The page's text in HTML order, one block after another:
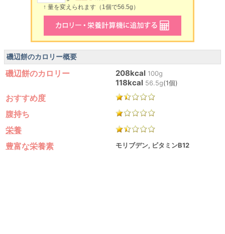
↑ 量を変えられます（1個で56.5g）
磯辺餅のカロリー概要
磯辺餅のカロリー 208kcal 100g
118kcal 56.5g(1個)
おすすめ度
腹持ち
栄養
豊富な栄養素
モリブデン, ビタミンB12